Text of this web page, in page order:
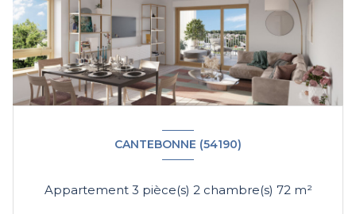
CANTEBONNE (54190)
Appartement 3 pièce(s) 2 chambre(s) 72 m²